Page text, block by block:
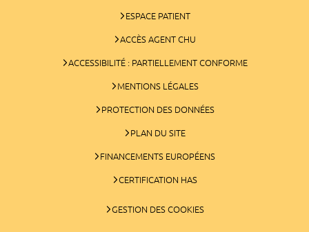
ESPACE PATIENT
ACCÈS AGENT CHU
ACCESSIBILITÉ : PARTIELLEMENT CONFORME
MENTIONS LÉGALES
PROTECTION DES DONNÉES
PLAN DU SITE
FINANCEMENTS EUROPÉENS
CERTIFICATION HAS
GESTION DES COOKIES